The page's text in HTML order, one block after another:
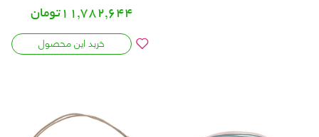
11,782,644تومان
خرید این محصول